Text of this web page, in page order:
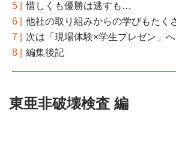
5 |
惜しくも優勝は逃すも…
6 |
他社の取り組みからの学びもたく
7 |
次は「現場体験×学生プレゼン」へ
8 |
編集後記
東亜非破壊検査 編